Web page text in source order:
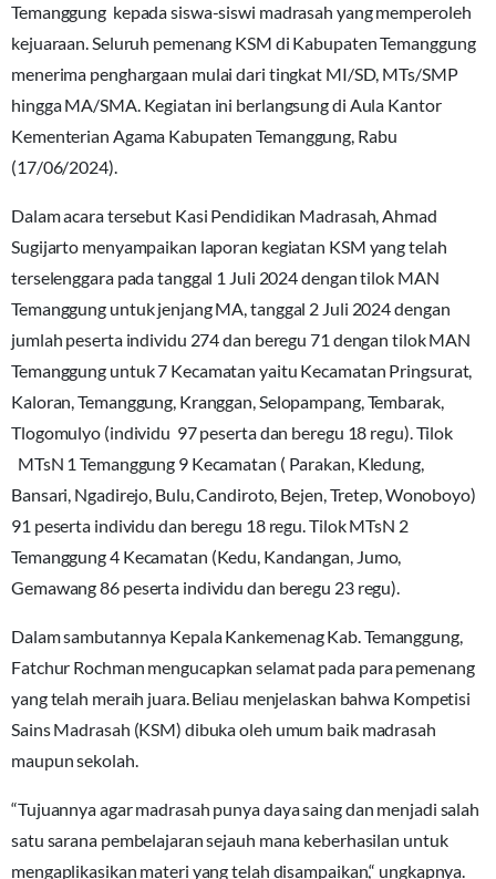
Temanggung kepada siswa-siswi madrasah yang memperoleh
kejuaraan. Seluruh pemenang KSM di Kabupaten Temanggung
menerima penghargaan mulai dari tingkat MI/SD, MTs/SMP
hingga MA/SMA. Kegiatan ini berlangsung di Aula Kantor
Kementerian Agama Kabupaten Temanggung, Rabu
(17/06/2024).
Dalam acara tersebut Kasi Pendidikan Madrasah, Ahmad
Sugijarto menyampaikan laporan kegiatan KSM yang telah
terselenggara pada tanggal 1 Juli 2024 dengan tilok MAN
Temanggung untuk jenjang MA, tanggal 2 Juli 2024 dengan
jumlah peserta individu 274 dan beregu 71 dengan tilok MAN
Temanggung untuk 7 Kecamatan yaitu Kecamatan Pringsurat,
Kaloran, Temanggung, Kranggan, Selopampang, Tembarak,
Tlogomulyo (individu 97 peserta dan beregu 18 regu). Tilok
MTsN 1 Temanggung 9 Kecamatan ( Parakan, Kledung,
Bansari, Ngadirejo, Bulu, Candiroto, Bejen, Tretep, Wonoboyo)
91 peserta individu dan beregu 18 regu. Tilok MTsN 2
Temanggung 4 Kecamatan (Kedu, Kandangan, Jumo,
Gemawang 86 peserta individu dan beregu 23 regu).
Dalam sambutannya Kepala Kankemenag Kab. Temanggung,
Fatchur Rochman mengucapkan selamat pada para pemenang
yang telah meraih juara. Beliau menjelaskan bahwa Kompetisi
Sains Madrasah (KSM) dibuka oleh umum baik madrasah
maupun sekolah.
“Tujuannya agar madrasah punya daya saing dan menjadi salah
satu sarana pembelajaran sejauh mana keberhasilan untuk
mengaplikasikan materi yang telah disampaikan,“ ungkapnya.